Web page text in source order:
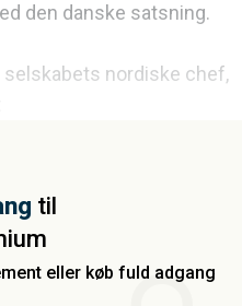
den danske satsning.
selskabets nordiske chef,
til
eller køb fuld adgang